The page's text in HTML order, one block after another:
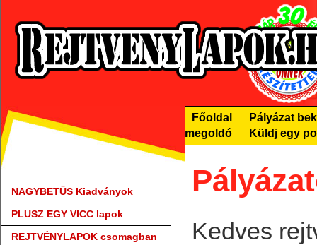
NAGYBETŰS Kiadványok
PLUSZ EGY VICC lapok
REJTVÉNYLAPOK csomagban
Főoldal
Pályázat
megoldó
Küldj egy
Kedves